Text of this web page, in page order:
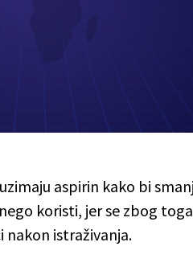
aspirin kako bi
koristi, jer se zbog
nakon istraživanja.